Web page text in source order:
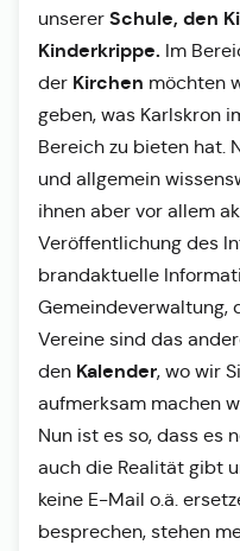
unserer Schule, den
Kinderkrippe. Im
der Kirchen möchten
geben, was Karlskron
Bereich zu bieten hat.
und allgemein
ihnen aber vor allem
Veröffentlichung des
brandaktuelle
Gemeindeverwaltung,
Vereine sind das
den Kalender, wo wir
aufmerksam machen
Nun ist es so, dass es
auch die Realität gibt
keine E-Mail o.ä.
besprechen, stehen